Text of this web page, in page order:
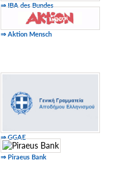
⇒ IBA des Bundes
⇒ Aktion Mensch
⇒ GGAE
⇒ Piraeus Bank